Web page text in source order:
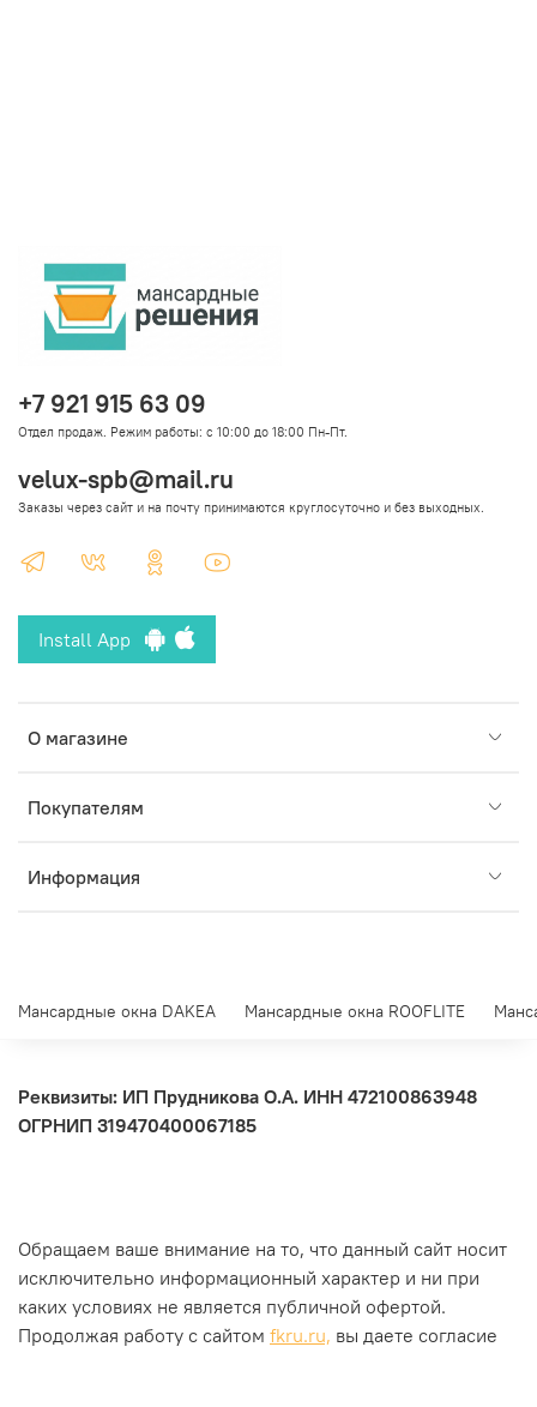
О магазине
Покупателям
Информация
Install App
+7 921 915 63 09
Отдел продаж. Режим работы: с 10:00 до 18:00 Пн-Пт.
velux-spb@mail.ru
Заказы через сайт и на почту принимаются круглосуточно и без выходных.
Мансардные окна DAKEA Мансардные окна ROOFLITE
Реквизиты: ИП Прудникова О.А. ИНН 472100863948
ОГРНИП 319470400067185
Обращаем ваше внимание на то, что данный сайт носит
исключительно информационный характер и ни при
каких условиях не является публичной офертой.
Продолжая работу с сайтом fkru.ru, вы даете согласие